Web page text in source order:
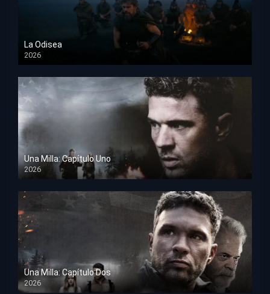
La Odisea
2026
TS Screener
Una Milla: Capítulo Uno
2026
HD 1080p
Una Milla: Capítulo Dos
2026
HD 1080p